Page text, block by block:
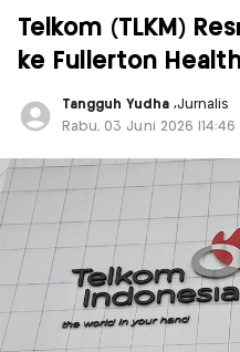
Telkom (TLKM)
ke Fullerton
Tangguh Yudha ,Jurnalis
Rabu, 03 Juni 2026 |14:46